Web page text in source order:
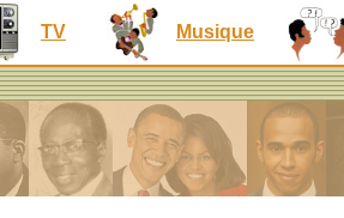
TV Musique